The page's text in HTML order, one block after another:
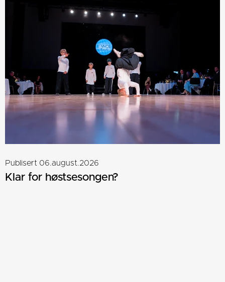
Publisert 06.august.2026
Klar for høstsesongen?